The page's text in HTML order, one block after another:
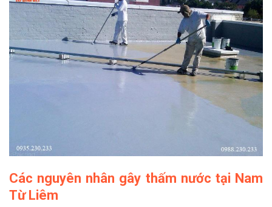
Các nguyên nhân gây thấm nước tại Nam
Từ Liêm